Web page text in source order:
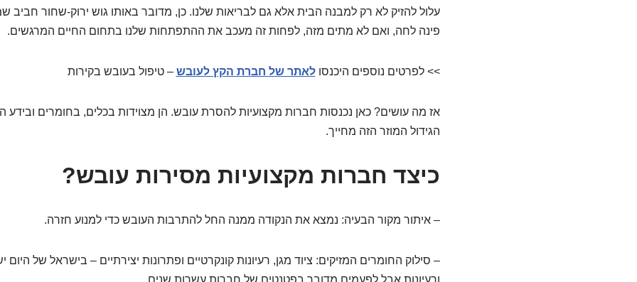
עלול להזיק לא רק למבנה הבית אלא גם לבריאות שלנו. כן, מדובר באותו גוש ירוק-שחור
פינה לחה, ואם לא מתים מזה, לפחות זה מעכב את ההתפתחות שלנו בתחום החיים המרגשים.
>> לפרטים נוספים היכנסולאתר של חברת הקץ לעובש – טיפול בעובש בקירות
אז מה עושים? כאן נכנסות חברות מקצועיות להסרת עובש. הן מצוידות בכלים, בחומרים ובידע
הגידול המוזר הזה מחייך.
כיצד חברות מקצועיות מסירות עובש?
– איתור מקור הבעיה: נמצא את הנקודה ממנה החל להתרבות העובש כדי למנוע חזרה.
– סילוק החומרים המזיקים: ציוד מגן, רעיונות קונקרטיים ופתרונות יצירתיים – בישראל של
ורעיונות אבל לפעמים מדובר בפטנטים של חברות עשרות שנים.